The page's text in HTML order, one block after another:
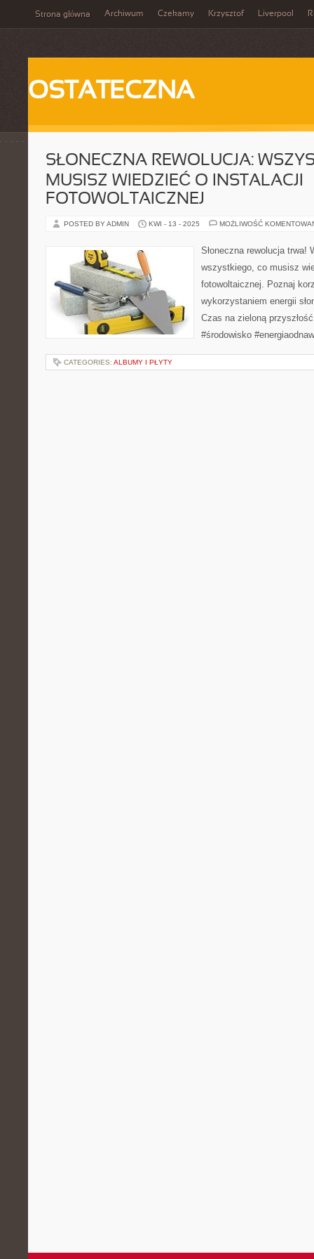
Strona główna Archiwum Czekamy Krzysztof Liverpool
OSTATECZNA
SŁONECZNA REWOLUCJA:
MUSISZ WIEDZIEĆ O INSTALACJI
FOTOWOLTAICZNEJ
POSTED BY ADMIN KWI - 13 - 2025 MOŻLIWOŚĆ
Słoneczna rewolucja trwa!
wszystkiego, co musisz
fotowoltaicznej. Poznaj
wykorzystaniem energii
Czas na zieloną
#środowisko
CATEGORIES: ALBUMY I PŁYTY